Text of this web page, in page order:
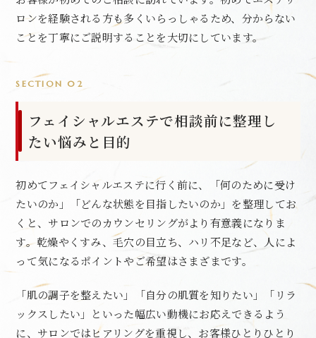
ロンを経験される方も多くいらっしゃるため、分からない
ことを丁寧にご説明することを大切にしています。
SECTION 02
フェイシャルエステで相談前に整理し
たい悩みと目的
初めてフェイシャルエステに行く前に、「何のために受け
たいのか」「どんな状態を目指したいのか」を整理してお
くと、サロンでのカウンセリングがより有意義になりま
す。乾燥やくすみ、毛穴の目立ち、ハリ不足など、人によ
って気になるポイントやご希望はさまざまです。
「肌の調子を整えたい」「自分の肌質を知りたい」「リラ
ックスしたい」といった幅広い動機にお応えできるよう
に、サロンではヒアリングを重視し、お客様ひとりひとり